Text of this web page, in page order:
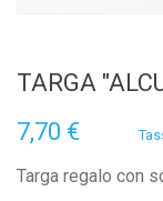
TARGA
7,70 €
Targa regalo con